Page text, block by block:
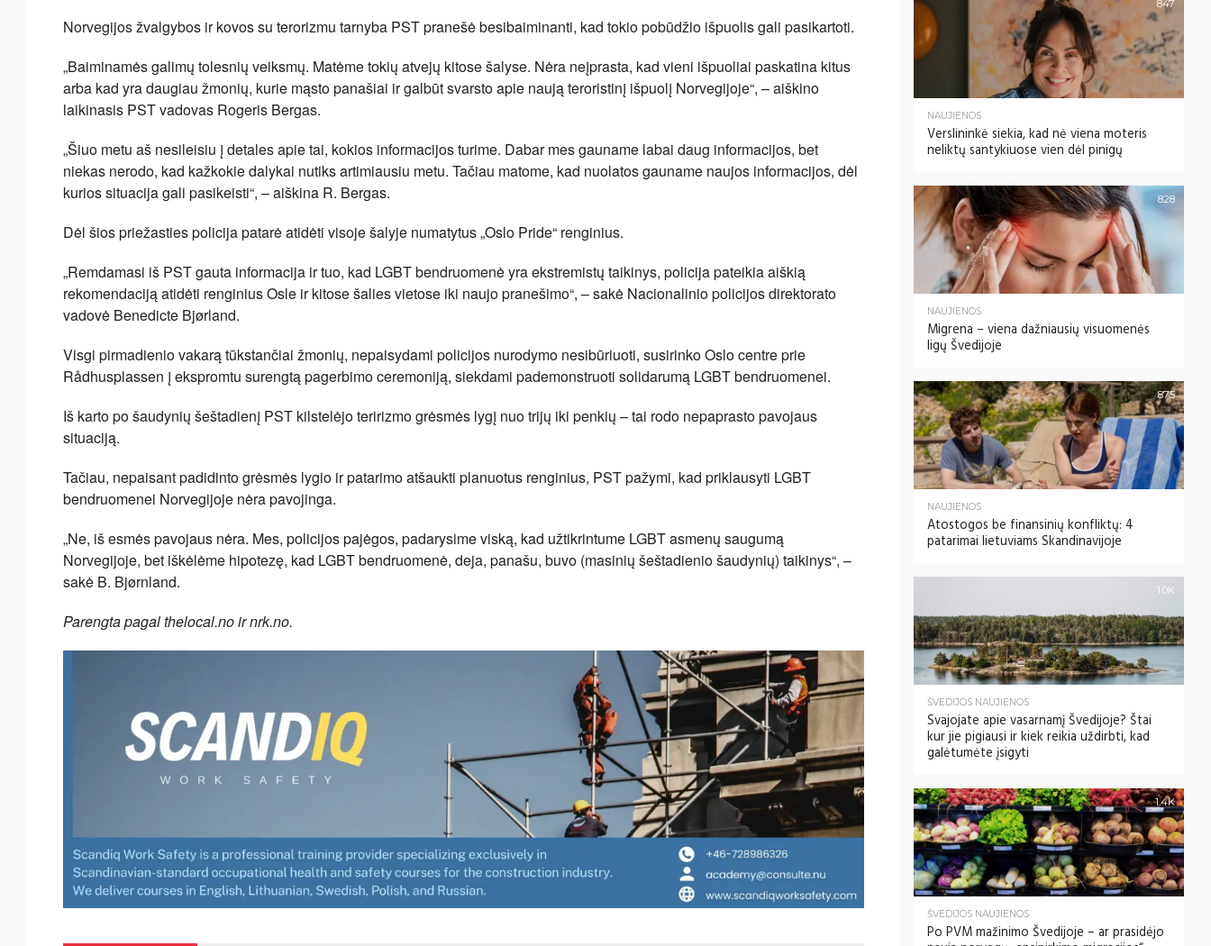
Norvegijos žvalgybos ir kovos su terorizmu tarnyba PST pranešė besibaiminanti, kad tokio pobūdžio išpuolis gali pasikartoti.
„Baiminamės galimų tolesnių veiksmų. Matėme tokių atvejų kitose šalyse. Nėra neįprasta, kad vieni išpuoliai paskatina kitus
arba kad yra daugiau žmonių, kurie mąsto panašiai ir galbūt svarsto apie naują teroristinį išpuolį Norvegijoje“, – aiškino
laikinasis PST vadovas Rogeris Bergas.
„Šiuo metu aš nesileisiu į detales apie tai, kokios informacijos turime. Dabar mes gauname labai daug informacijos, bet
niekas nerodo, kad kažkokie dalykai nutiks artimiausiu metu. Tačiau matome, kad nuolatos gauname naujos informacijos, dėl
kurios situacija gali pasikeisti“, – aiškina R. Bergas.
Dėl šios priežasties policija patarė atidėti visoje šalyje numatytus „Oslo Pride“ renginius.
„Remdamasi iš PST gauta informacija ir tuo, kad LGBT bendruomenė yra ekstremistų taikinys, policija pateikia aiškią
rekomendaciją atidėti renginius Osle ir kitose šalies vietose iki naujo pranešimo“, – sakė Nacionalinio policijos direktorato
vadovė Benedicte Bjørland.
Visgi pirmadienio vakarą tūkstančiai žmonių, nepaisydami policijos nurodymo nesibūriuoti, susirinko Oslo centre prie
Rådhusplassen į ekspromtu surengtą pagerbimo ceremoniją, siekdami pademonstruoti solidarumą LGBT bendruomenei.
Iš karto po šaudynių šeštadienį PST kilstelėjo teririzmo grėsmės lygį nuo trijų iki penkių – tai rodo nepaprasto pavojaus
situaciją.
Tačiau, nepaisant padidinto grėsmės lygio ir patarimo atšaukti planuotus renginius, PST pažymi, kad priklausyti LGBT
bendruomenei Norvegijoje nėra pavojinga.
„Ne, iš esmės pavojaus nėra. Mes, policijos pajėgos, padarysime viską, kad užtikrintume LGBT asmenų saugumą
Norvegijoje, bet iškėlėme hipotezę, kad LGBT bendruomenė, deja, panašu, buvo (masinių šeštadienio šaudynių) taikinys“, –
sakė B. Bjørnland.
Parengta pagal thelocal.no ir nrk.no.
847
NAUJIENOS
Verslininkė siekia, kad nė viena moteris
neliktų santykiuose vien dėl pinigų
828
NAUJIENOS
Migrena – viena dažniausių visuomenės
ligų Švedijoje
875
NAUJIENOS
Atostogos be finansinių konfliktų: 4
patarimai lietuviams Skandinavijoje
1.0K
ŠVEDIJOS NAUJIENOS
Svajojate apie vasarnamį Švedijoje? Štai
kur jie pigiausi ir kiek reikia uždirbti, kad
galėtumėte įsigyti
1.4K
ŠVEDIJOS NAUJIENOS
Po PVM mažinimo Švedijoje – ar prasidėjo